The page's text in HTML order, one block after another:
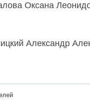
Оксана
Александр